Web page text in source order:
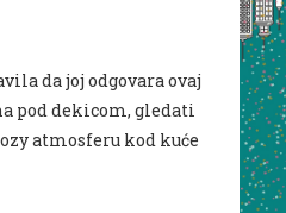
da joj odgovara ovaj
pod dekicom, gledati
atmosferu kod kuće